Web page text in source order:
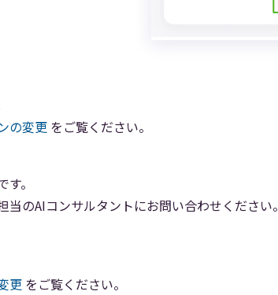
の変更 をご覧ください。
。
のAIコンサルタントにお問い合わせください。
更 をご覧ください。